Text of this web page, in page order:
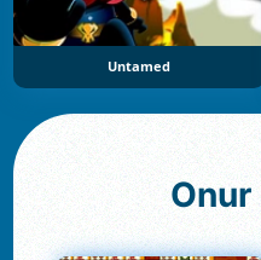
Untamed
Onur